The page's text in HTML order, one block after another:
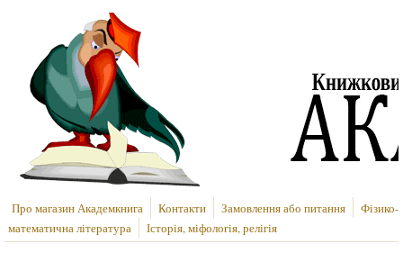
Перейти до основного вмісту
Про магазин Академкнига Контакти Замовлення або питання
Фізико-
математична література
Історія, міфологія, релігія